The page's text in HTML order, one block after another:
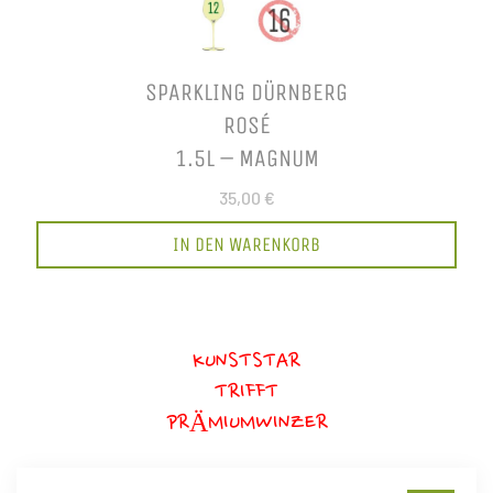
SPARKLING DÜRNBERG
ROSÉ
1.5L – MAGNUM
35,00 €
IN DEN WARENKORB
KUNSTSTAR
TRIFFT
PRÄMIUMWINZER